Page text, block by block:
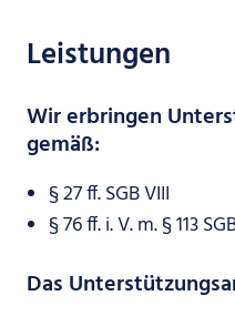
Leistungen
Wir erbringen
gemäß:
§ 27 ff. SGB VIII
§ 76 ff. i. V. m. § 113
Das